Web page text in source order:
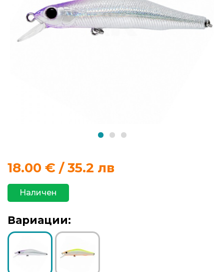
продукти
Захранки
за
риболов
Влакна
за
риболов
Куки
18.00 € / 35.2 лв
Наличен
Вариации: